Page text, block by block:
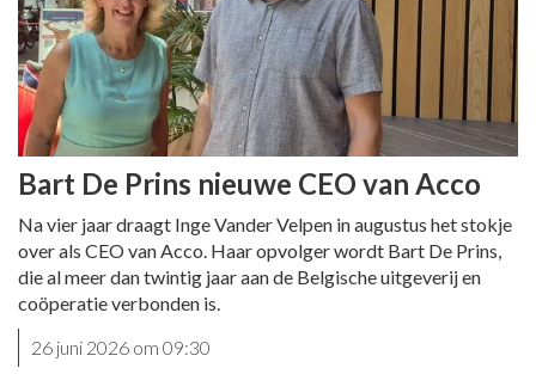
Bart De Prins nieuwe CEO van Acco
Na vier jaar draagt Inge Vander Velpen in augustus het stokje
over als CEO van Acco. Haar opvolger wordt Bart De Prins,
die al meer dan twintig jaar aan de Belgische uitgeverij en
coöperatie verbonden is.
26 juni 2026 om 09:30